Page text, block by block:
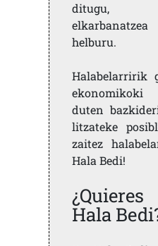
ditugu,
helburu.
Halabelarririk
ekonomikoki
duten
litzateke
zaitez
Hala Bedi!
Hala